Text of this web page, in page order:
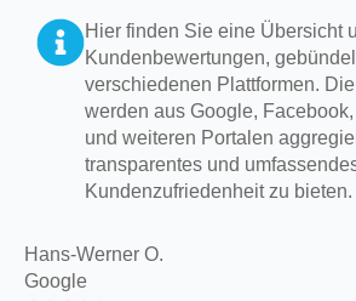
Hier finden Sie eine Übersicht
Kundenbewertungen,
verschiedenen Plattformen.
werden aus Google,
und weiteren Portalen
transparentes und
Kundenzufriedenheit zu bieten.
Hans-Werner O.
Google